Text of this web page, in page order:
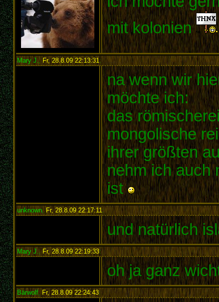
mit kolonien
Mary J., Fr, 28.8.09 22:13:31 :
na wenn wir
möchte ich:
das
mongolische
ihrer größten
nehm ich auch
ist
unknown,Fr, 28.8.09 22:17:11 :
und natürlich
Mary J. ,Fr, 28.8.09 22:19:33:
oh ja ganz
Bärwolf, Fr, 28.8.09 22:24:43: